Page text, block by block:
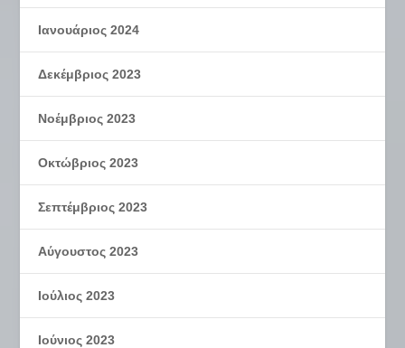
Ιανουάριος 2024
Δεκέμβριος 2023
Νοέμβριος 2023
Οκτώβριος 2023
Σεπτέμβριος 2023
Αύγουστος 2023
Ιούλιος 2023
Ιούνιος 2023